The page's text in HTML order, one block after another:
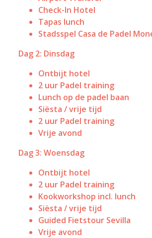
Check-In Hotel
Tapas lunch
Stadsspel Casa de Padel
Dag 2: Dinsdag
Ontbijt hotel
2 uur Padel training
Lunch op de padel baan
Siësta / vrije tijd
2 uur Padel training
Vrije avond
Dag 3: Woensdag
Ontbijt hotel
2 uur Padel training
Kookworkshop incl. lunch
Siësta / vrije tijd
Guided Fietstour Sevilla
Vrije avond